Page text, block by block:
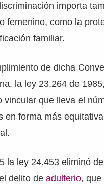
importa
femenino, como la
familiar.
de dicha
la ley 23.264 de
vincular que lleva el
en forma más
la ley 24.453 eliminó
delito deadulterio,